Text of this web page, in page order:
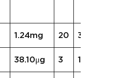
1.24mg 20 3.06mg
38.10μg 3 13.90μg